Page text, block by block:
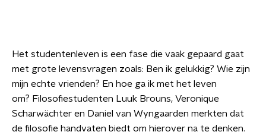
Het studentenleven is een fase die vaak gepaard gaat
met grote levensvragen zoals: Ben ik gelukkig? Wie zijn
mijn echte vrienden? En hoe ga ik met het leven
om? Filosofiestudenten Luuk Brouns, Veronique
Scharwächter en Daniel van Wyngaarden merkten dat
de filosofie handvaten biedt om hierover na te denken.